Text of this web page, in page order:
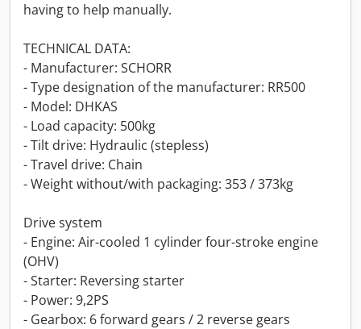
having to help manually.
TECHNICAL DATA:
- Manufacturer: SCHORR
- Type designation of the manufacturer: RR500
- Model: DHKAS
- Load capacity: 500kg
- Tilt drive: Hydraulic (stepless)
- Travel drive: Chain
- Weight without/with packaging: 353 / 373kg
Drive system
- Engine: Air-cooled 1 cylinder four-stroke engine
(OHV)
- Starter: Reversing starter
- Power: 9,2PS
- Gearbox: 6 forward gears / 2 reverse gears